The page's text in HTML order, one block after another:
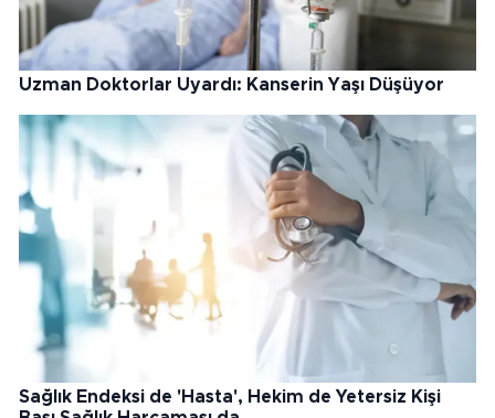
Uzman Doktorlar Uyardı: Kanserin Yaşı Düşüyor
Sağlık Endeksi de 'Hasta', Hekim de Yetersiz Kişi